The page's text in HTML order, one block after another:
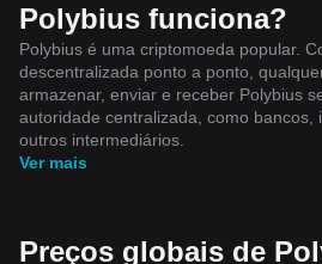
Polybius funciona?
Polybius é uma criptomoeda popular.
descentralizada ponto a ponto,
armazenar, enviar e receber Polybius
autoridade centralizada, como bancos,
outros intermediários.
Ver mais
Preços globais de